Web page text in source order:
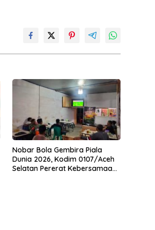
Nobar Bola Gembira Piala
Dunia 2026, Kodim 0107/Aceh
Selatan Pererat Kebersamaan